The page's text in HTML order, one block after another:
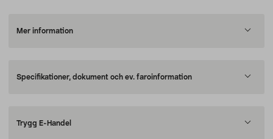
Mer information
Specifikationer, dokument och ev. faroinformation
Trygg E-Handel